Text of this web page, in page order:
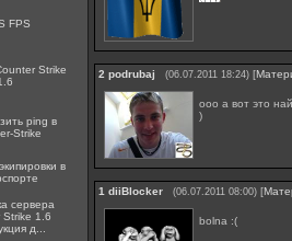
FPS
Strike
ping в
Strike
в
сервера
Strike 1.6
д...
2 podrubaj (06.07.2011 18:24) [
ооо а вот это
)
1 diiBlocker (06.07.2011 08:00) [
bolna :(